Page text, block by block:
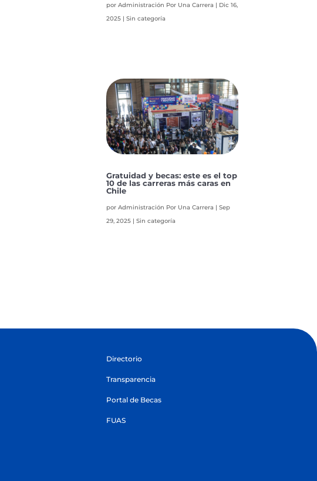
porAdministración Por Una Carrera | Dic 16,
2025 |Sin categoría
Gratuidad y becas: este es el top
10 de las carreras más caras en
Chile
porAdministración Por Una Carrera |Sep
29, 2025 |Sin categoría
Directorio
Transparencia
Portal de Becas
FUAS